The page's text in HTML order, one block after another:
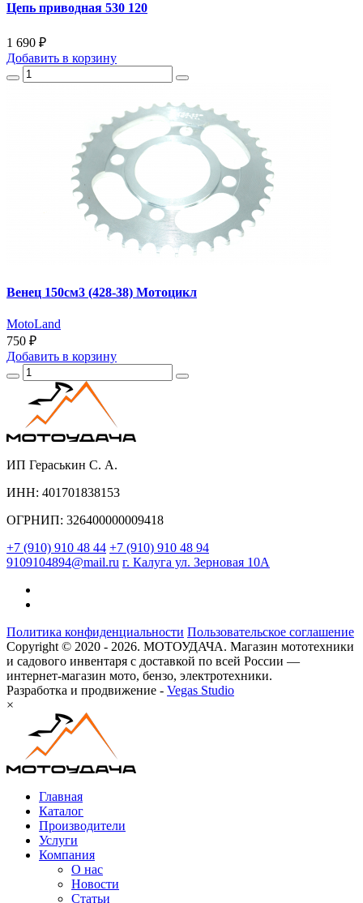
Цепь приводная 530 120
1 690 ₽
Добавить в корзину
Венец 150см3 (428-38) Мотоцикл
MotoLand
750 ₽
Добавить в корзину
ИП Гераськин С. А.
ИНН: 401701838153
ОГРНИП: 326400000009418
+7 (910) 910 48 44 +7 (910) 910 48 94
9109104894@mail.ru г. Калуга ул. Зерновая 10А
Политика конфиденциальности Пользовательское соглашение
Copyright © 2020 - 2026. МОТОУДАЧА. Магазин мототехники
и садового инвентаря с доставкой по всей России —
интернет-магазин мото, бензо, электротехники.
Разработка и продвижение - Vegas Studio
×
Главная
Каталог
Производители
Услуги
Компания
О нас
Новости
Статьи